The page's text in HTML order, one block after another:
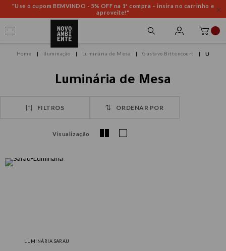
"Use o cupom BEMVINDO - 5% OFF na 1ª compra – insira no carrinho e
aproveite!"
Iluminação Luminária de Mesa Gustavo Bittencourt U
Luminária de Mesa
FILTROS ORDENAR POR
Visualização
LUMINÁRIA SARAU